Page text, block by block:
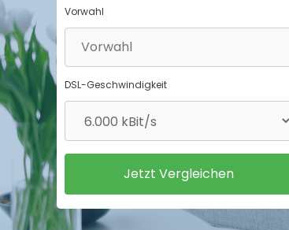
Vorwahl
DSL-Geschwindigkeit